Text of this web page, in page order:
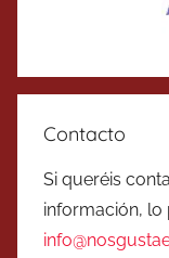
Contacto
Si queréis
información, lo